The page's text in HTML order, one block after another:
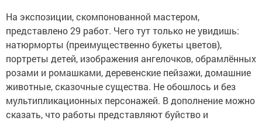
На экспозиции, скомпонованной мастером,
представлено 29 работ. Чего тут только не увидишь:
натюрморты (преимущественно букеты цветов),
портреты детей, изображения ангелочков, обрамлённых
розами и ромашками, деревенские пейзажи, домашние
животные, сказочные существа. Не обошлось и без
мультипликационных персонажей. В дополнение можно
сказать, что работы представляют буйство и